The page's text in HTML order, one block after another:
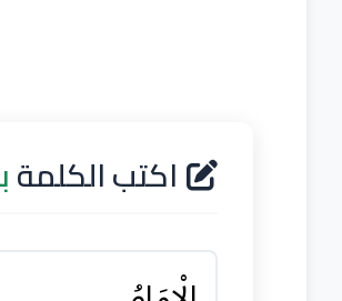
اكتب الكلمة